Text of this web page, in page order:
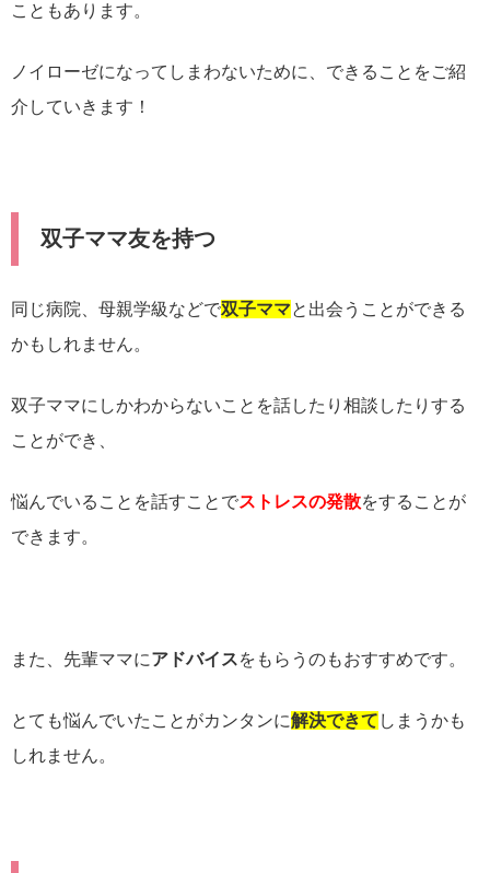
こともあります。
ノイローゼになってしまわないために、できることをご紹
介していきます！
双子ママ友を持つ
同じ病院、母親学級などで双子ママと出会うことができる
かもしれません。
双子ママにしかわからないことを話したり相談したりする
ことができ、
悩んでいることを話すことでストレスの発散をすることが
できます。
また、先輩ママにアドバイスをもらうのもおすすめです。
とても悩んでいたことがカンタンに解決できて しまうかも
しれません。